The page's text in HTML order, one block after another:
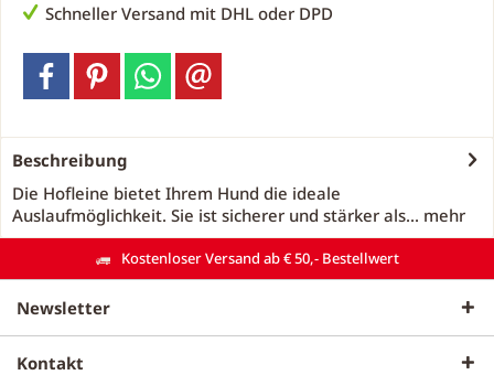
Schneller Versand mit DHL oder DPD
Beschreibung
Die Hofleine bietet Ihrem Hund die ideale
Auslaufmöglichkeit. Sie ist sicherer und stärker als... mehr
Kostenloser Versand ab € 50,- Bestellwert
Newsletter
Kontakt